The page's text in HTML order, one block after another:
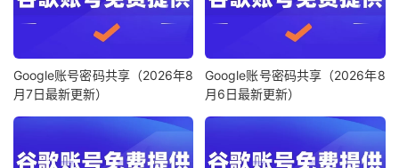
Google账号密码共享（2026年8
月7日最新更新）
Google账号密码共享（2026年8
月6日最新更新）